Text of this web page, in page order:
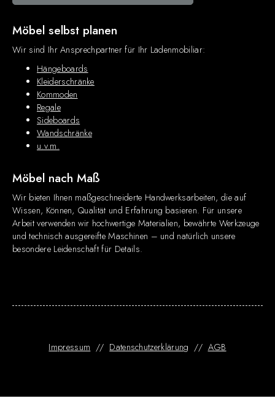
Möbel selbst planen
Wir sind Ihr Ansprechpartner für Ihr Ladenmobiliar:
Hängeboards
Kleiderschränke
Kommoden
Regale
Sideboards
Wandschränke
u.v.m.
Möbel nach Maß
Wir bieten Ihnen maßgeschneiderte Handwerksarbeiten, die auf
Wissen, Können, Qualität und Erfahrung basieren. Für unsere
Arbeit verwenden wir hochwertige Materialien, bewährte Werkzeuge
und technisch ausgereifte Maschinen – und natürlich unsere
besondere Leidenschaft für Details.
Impressum // Datenschutzerklärung // AGB